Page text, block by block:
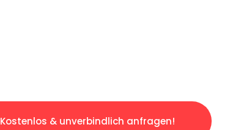
Kostenlos & unverbindlich anfragen!